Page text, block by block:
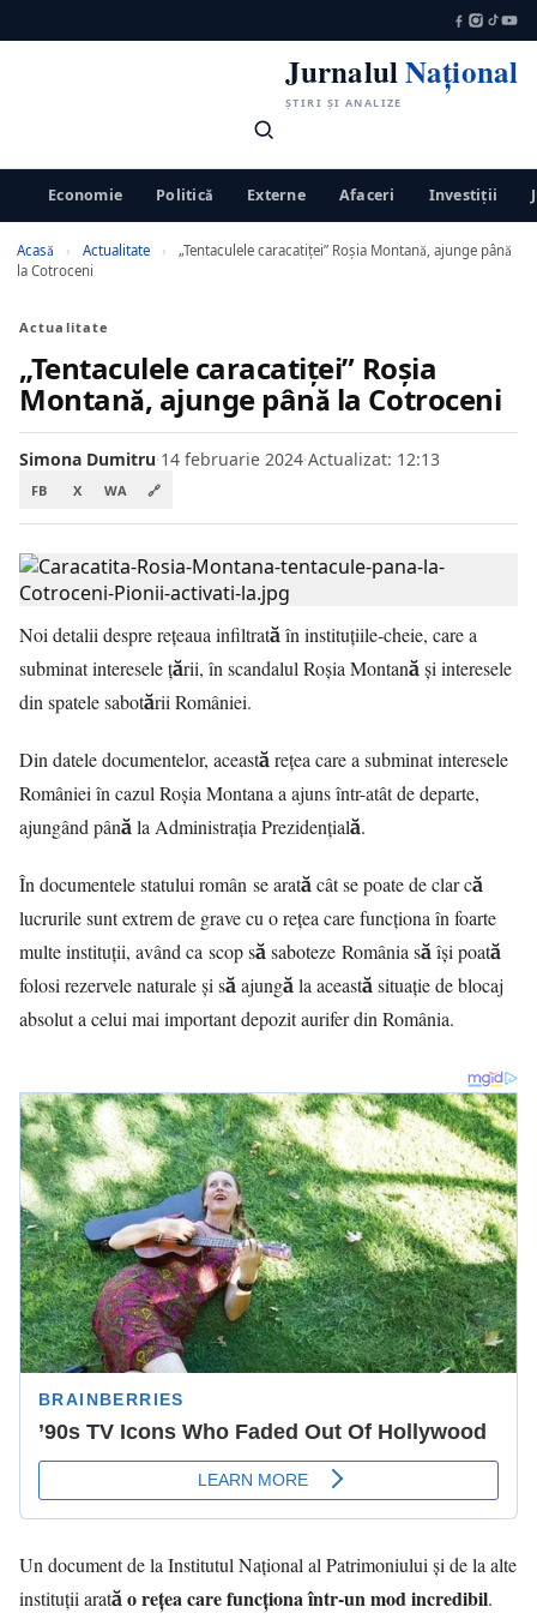
JurnalulNațional
ȘTIRI ȘI ANALIZE
Economie Politică Externe Afaceri Investiții
Acasă › Actualitate ›
„Tentaculele caracatiţei” Roşia Montană, ajunge până
la Cotroceni
Actualitate
„Tentaculele caracatiţei” Roşia
Montană, ajunge până la Cotroceni
Simona Dumitru·14 februarie 2024·Actualizat: 12:13
FB X WA 🔗
Noi detalii despre reţeaua infiltrată în instituţiile-cheie, care a
subminat interesele ţării, în scandalul Roşia Montană şi interesele
din spatele sabotării României.
Din datele documentelor, această rețea care a subminat interesele
României în cazul Roşia Montana a ajuns într-atât de departe,
ajungând până la Administrația Prezidențială.
În documentele statului român se arată cât se poate de clar că
lucrurile sunt extrem de grave cu o rețea care funcționa în foarte
multe instituții, având ca scop să saboteze România să își poată
folosi rezervele naturale și să ajungă la această situație de blocaj
absolut a celui mai important depozit aurifer din România.
Un document de la Institutul Național al Patrimoniului și de la alte
instituții arată o rețea care funcționa într-un mod incredibil.